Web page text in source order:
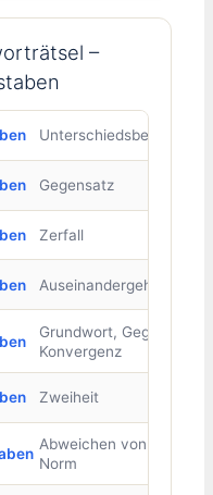
–
Unterschiedsbetrag
Gegensatz
Zerfall
Auseinandergehen
Grundwort, Gegenteil
Konvergenz
Zweiheit
Abweichen von der
Norm